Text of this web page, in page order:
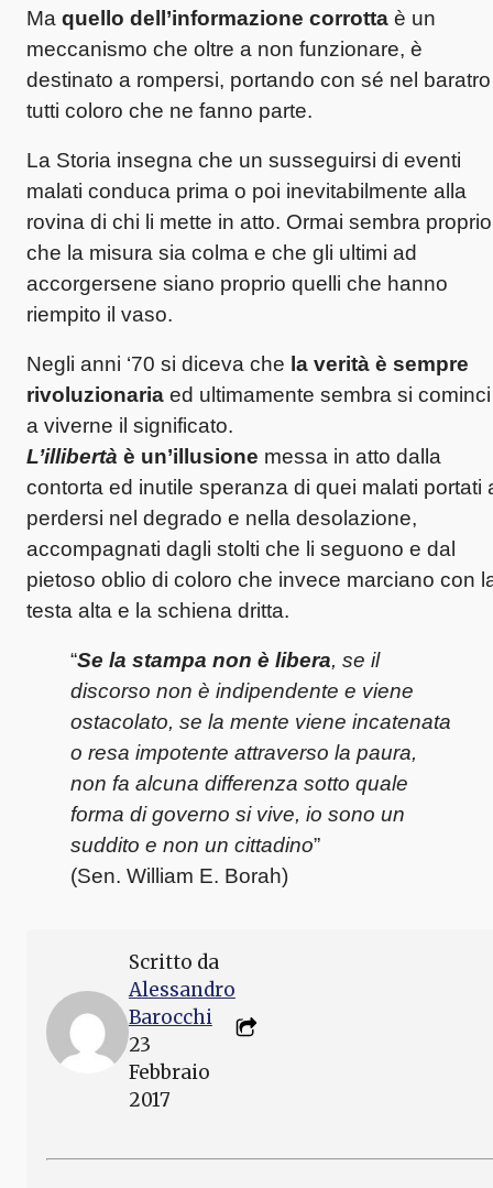
Ma quello dell’informazione corrotta è un
meccanismo che oltre a non funzionare, è
destinato a rompersi, portando con sé nel baratro
tutti coloro che ne fanno parte.
La Storia insegna che un susseguirsi di eventi
malati conduca prima o poi inevitabilmente alla
rovina di chi li mette in atto. Ormai sembra proprio
che la misura sia colma e che gli ultimi ad
accorgersene siano proprio quelli che hanno
riempito il vaso.
Negli anni ‘70 si diceva che la verità è sempre
rivoluzionaria ed ultimamente sembra si cominci
a viverne il significato.
L’illibertà è un’illusione messa in atto dalla
contorta ed inutile speranza di quei malati portati
perdersi nel degrado e nella desolazione,
accompagnati dagli stolti che li seguono e dal
pietoso oblio di coloro che invece marciano con
testa alta e la schiena dritta.
“Se la stampa non è libera, se il
discorso non è indipendente e viene
ostacolato, se la mente viene incatenata
o resa impotente attraverso la paura,
non fa alcuna differenza sotto quale
forma di governo si vive, io sono un
suddito e non un cittadino”
(Sen. William E. Borah)
Scritto da
Alessandro
Barocchi
23
Febbraio
2017